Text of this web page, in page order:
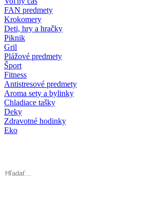
FAN predmety
Krokomery
Deti, hry a hračky
Piknik
Gril
Plážové predmety
Šport
Fitness
Antistresové predmety
Aroma sety a bylinky
Chladiace tašky
Deky
Zdravotné hodinky
Eko